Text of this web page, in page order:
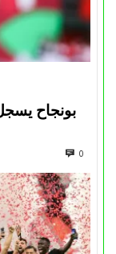
بونجاح
0